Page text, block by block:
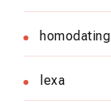
homodating
lexa